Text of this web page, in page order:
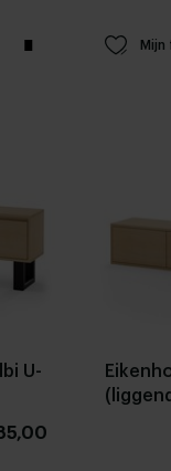
U-